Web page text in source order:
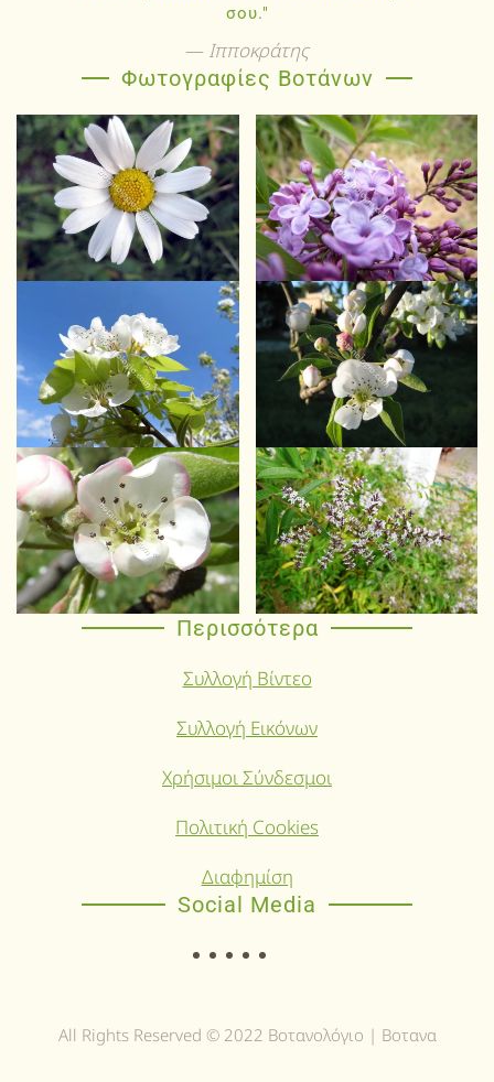
σου."
Ιπποκράτης
Φωτογραφίες Βοτάνων
Περισσότερα
Συλλογή Βίντεο
Συλλογή Εικόνων
Χρήσιμοι Σύνδεσμοι
Πολιτική Cookies
Διαφημίση
Social Media
All Rights Reserved © 2022 Βοτανολόγιο | Βοτανα